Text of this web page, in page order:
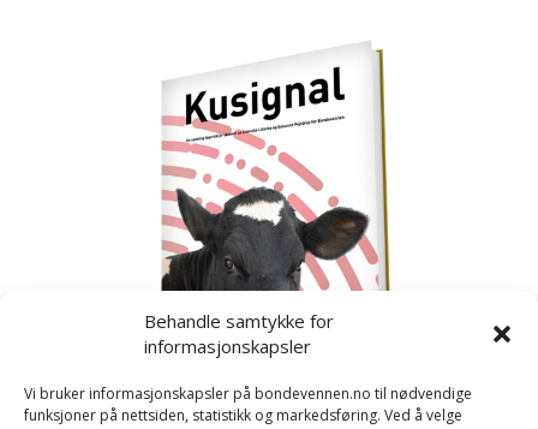
Behandle samtykke for
informasjonskapsler
Vi bruker informasjonskapsler på bondevennen.no til nødvendige
funksjoner på nettsiden, statistikk og markedsføring. Ved å velge